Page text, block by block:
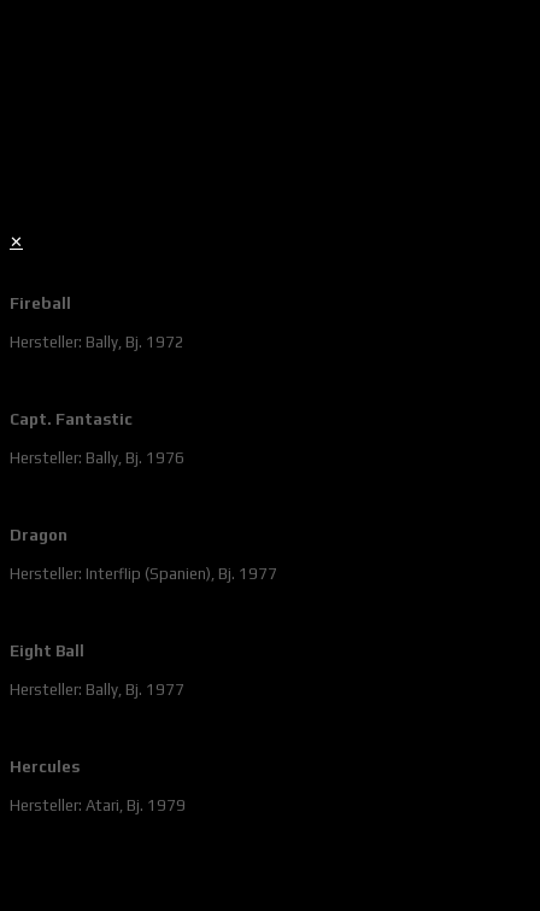
✕
Fireball
Hersteller: Bally, Bj. 1972
Capt. Fantastic
Hersteller: Bally, Bj. 1976
Dragon
Hersteller: Interflip (Spanien), Bj. 1977
Eight Ball
Hersteller: Bally, Bj. 1977
Hercules
Hersteller: Atari, Bj. 1979